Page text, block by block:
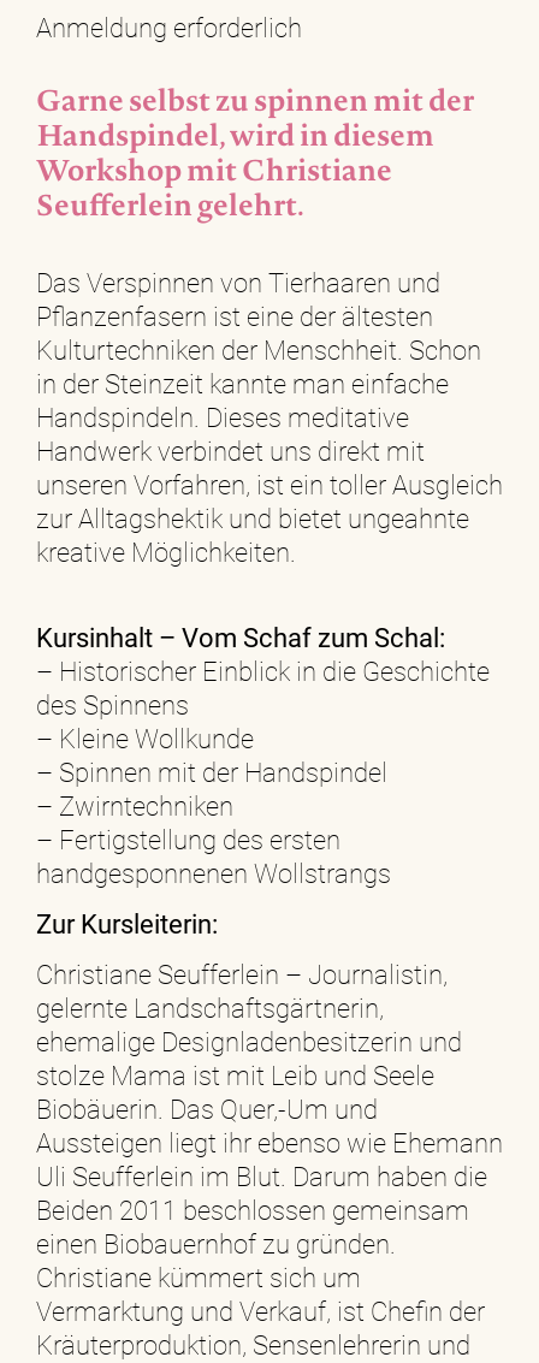
Anmeldung erforderlich
Garne selbst zu spinnen mit der
Handspindel, wird in diesem
Workshop mit Christiane
Seufferlein gelehrt.
Das Verspinnen von Tierhaaren und
Pflanzenfasern ist eine der ältesten
Kulturtechniken der Menschheit. Schon
in der Steinzeit kannte man einfache
Handspindeln. Dieses meditative
Handwerk verbindet uns direkt mit
unseren Vorfahren, ist ein toller Ausgleich
zur Alltagshektik und bietet ungeahnte
kreative Möglichkeiten.
Kursinhalt – Vom Schaf zum Schal:
– Historischer Einblick in die Geschichte
des Spinnens
– Kleine Wollkunde
– Spinnen mit der Handspindel
– Zwirntechniken
– Fertigstellung des ersten
handgesponnenen Wollstrangs
Zur Kursleiterin:
Christiane Seufferlein – Journalistin,
gelernte Landschaftsgärtnerin,
ehemalige Designladenbesitzerin und
stolze Mama ist mit Leib und Seele
Biobäuerin. Das Quer,-Um und
Aussteigen liegt ihr ebenso wie Ehemann
Uli Seufferlein im Blut. Darum haben die
Beiden 2011 beschlossen gemeinsam
einen Biobauernhof zu gründen.
Christiane kümmert sich um
Vermarktung und Verkauf, ist Chefin der
Kräuterproduktion, Sensenlehrerin und